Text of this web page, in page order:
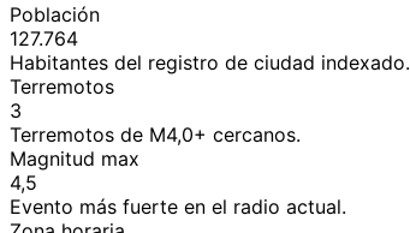
Población
127.764
Habitantes del registro de ciudad indexado.
Terremotos
3
Terremotos de M4,0+ cercanos.
Magnitud max
4,5
Evento más fuerte en el radio actual.